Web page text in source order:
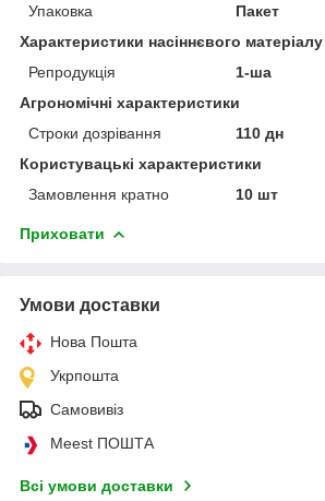
Упаковка
Пакет
Характеристики насіннєвого матеріалу
Репродукція
1-ша
Агрономічні характеристики
Строки дозрівання
110 дн
Користувацькі характеристики
Замовлення кратно
10 шт
Приховати
Умови доставки
Нова Пошта
Укрпошта
Самовивіз
Meest ПОШТА
Всі умови доставки